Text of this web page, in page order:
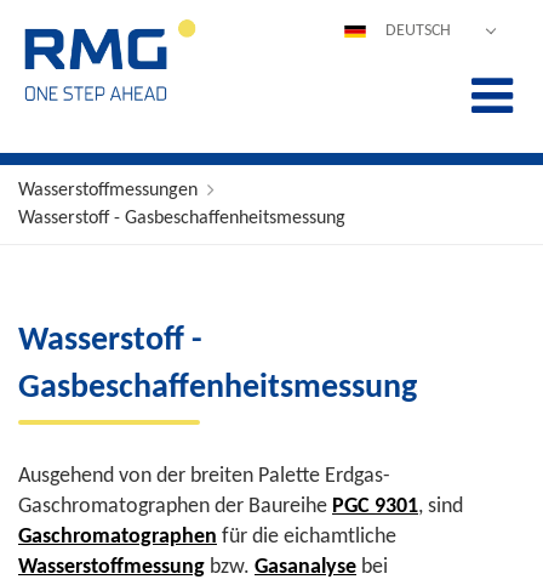
DEUTSCH
Wasserstoffmessungen
Wasserstoff - Gasbeschaffenheitsmessung
Wasserstoff -
Gasbeschaffenheitsmessung
Ausgehend von der breiten Palette Erdgas-
Gaschromatographen der Baureihe PGC 9301, sind
Gaschromatographen für die eichamtliche
Wasserstoffmessung bzw. Gasanalyse bei